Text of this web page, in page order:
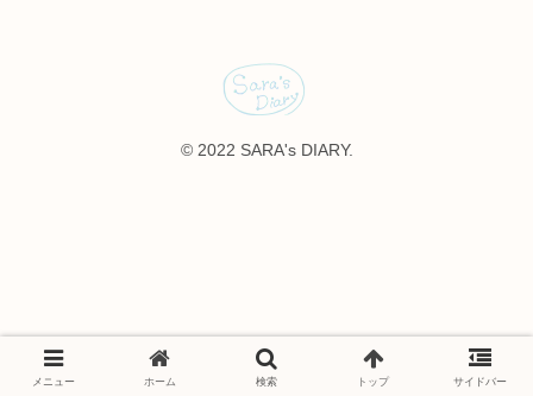
© 2022 SARA's DIARY.
メニュー ホーム 検索 トップ サイドバー